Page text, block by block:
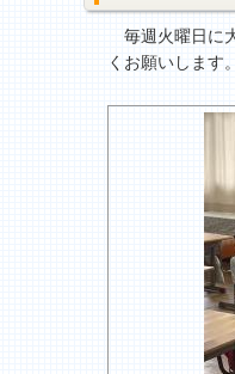
毎週火曜日に
くお願いします。